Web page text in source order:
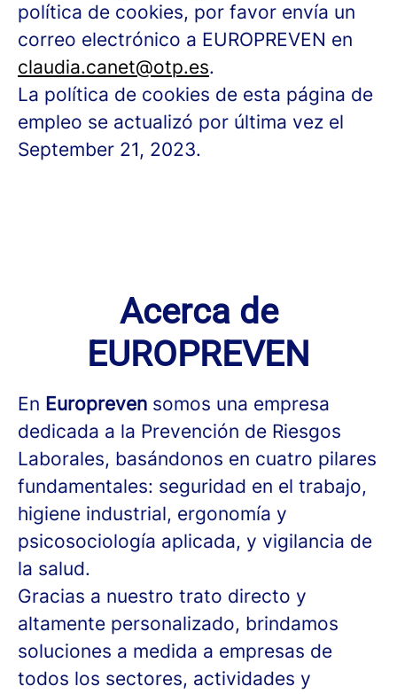
política de cookies, por favor envía un
correo electrónico a EUROPREVEN en
claudia.canet@otp.es.
La política de cookies de esta página de
empleo se actualizó por última vez el
September 21, 2023.
Acerca de
EUROPREVEN
En Europreven somos una empresa
dedicada a la Prevención de Riesgos
Laborales, basándonos en cuatro pilares
fundamentales: seguridad en el trabajo,
higiene industrial, ergonomía y
psicosociología aplicada, y vigilancia de
la salud.
Gracias a nuestro trato directo y
altamente personalizado, brindamos
soluciones a medida a empresas de
todos los sectores, actividades y